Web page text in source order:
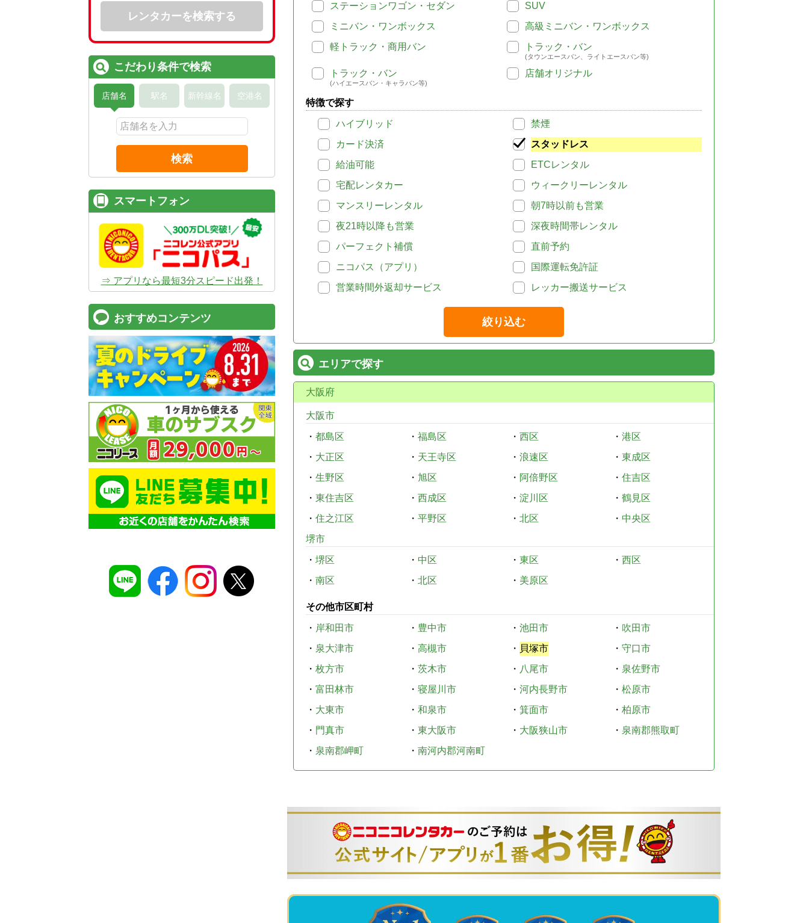
ステーションワゴン・セダン
SUV
ミニバン・ワンボックス
高級ミニバン・ワンボックス
軽トラック・商用バン
トラック・バン
(タウンエースバン、ライトエースバン等)
トラック・バン
(ハイエースバン・キャラバン等)
店舗オリジナル
特徴で探す
ハイブリッド
禁煙
カード決済
スタッドレス
給油可能
ETCレンタル
宅配レンタカー
ウィークリーレンタル
マンスリーレンタル
朝7時以前も営業
夜21時以降も営業
深夜時間帯レンタル
パーフェクト補償
直前予約
ニコパス（アプリ）
国際運転免許証
営業時間外返却サービス
レッカー搬送サービス
絞り込む
エリアで探す
大阪府
大阪市
・ 都島区 ・ 福島区 ・ 西区 ・ 港区
・ 大正区 ・ 天王寺区 ・ 浪速区 ・ 東成区
・ 生野区 ・ 旭区 ・ 阿倍野区 ・ 住吉区
・ 東住吉区 ・ 西成区 ・ 淀川区 ・ 鶴見区
・ 住之江区 ・ 平野区 ・ 北区 ・ 中央区
堺市
・ 堺区 ・ 中区 ・ 東区 ・ 西区
・ 南区 ・ 北区 ・ 美原区
その他市区町村
・ 岸和田市 ・ 豊中市 ・ 池田市 ・ 吹田市
・ 泉大津市 ・ 高槻市 ・ 貝塚市 ・ 守口市
・ 枚方市 ・ 茨木市 ・ 八尾市 ・ 泉佐野市
・ 富田林市 ・ 寝屋川市 ・ 河内長野市 ・ 松原市
・ 大東市 ・ 和泉市 ・ 箕面市 ・ 柏原市
・ 門真市 ・ 東大阪市 ・ 大阪狭山市 ・ 泉南郡熊取町
・ 泉南郡岬町 ・ 南河内郡河南町
レンタカーを検索する
こだわり条件で検索
店舗名 駅名 新幹線名 空港名
検索
スマートフォン
⇒ アプリなら最短3分スピード出発！
おすすめコンテンツ